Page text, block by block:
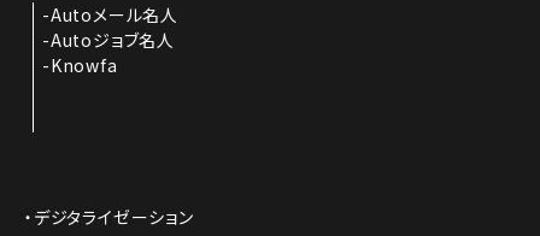
Autoメール名人
Autoジョブ名人
Knowfa
デジタライゼーション